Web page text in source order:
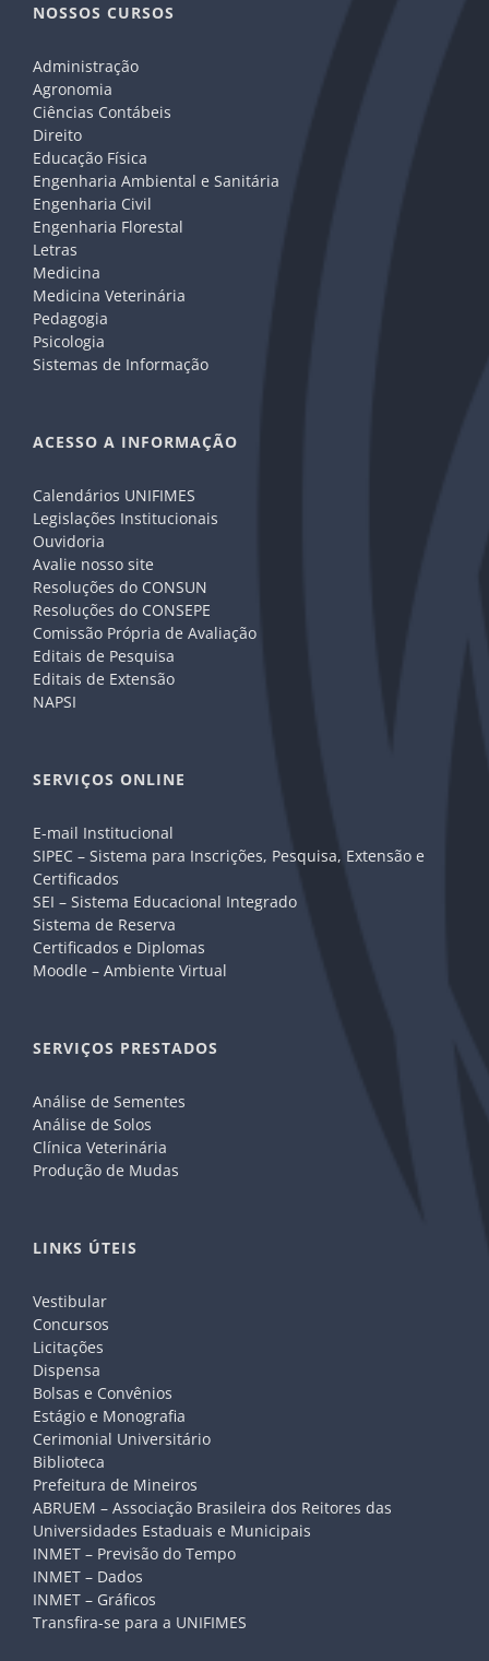
NOSSOS CURSOS
Administração
Agronomia
Ciências Contábeis
Direito
Educação Física
Engenharia Ambiental e Sanitária
Engenharia Civil
Engenharia Florestal
Letras
Medicina
Medicina Veterinária
Pedagogia
Psicologia
Sistemas de Informação
ACESSO A INFORMAÇÃO
Calendários UNIFIMES
Legislações Institucionais
Ouvidoria
Avalie nosso site
Resoluções do CONSUN
Resoluções do CONSEPE
Comissão Própria de Avaliação
Editais de Pesquisa
Editais de Extensão
NAPSI
SERVIÇOS ONLINE
E-mail Institucional
SIPEC – Sistema para Inscrições, Pesquisa, Extensão e
Certificados
SEI – Sistema Educacional Integrado
Sistema de Reserva
Certificados e Diplomas
Moodle – Ambiente Virtual
SERVIÇOS PRESTADOS
Análise de Sementes
Análise de Solos
Clínica Veterinária
Produção de Mudas
LINKS ÚTEIS
Vestibular
Concursos
Licitações
Dispensa
Bolsas e Convênios
Estágio e Monografia
Cerimonial Universitário
Biblioteca
Prefeitura de Mineiros
ABRUEM – Associação Brasileira dos Reitores das
Universidades Estaduais e Municipais
INMET – Previsão do Tempo
INMET – Dados
INMET – Gráficos
Transfira-se para a UNIFIMES